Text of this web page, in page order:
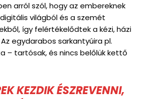
arról szól, hogy az embereknek
világból és a szemét
így felértékelődtek a kézi, házi
egydarabos sarkantyúira pl.
– tartósak, és nincs belőlük kettő
KEZDIK ÉSZREVENNI,